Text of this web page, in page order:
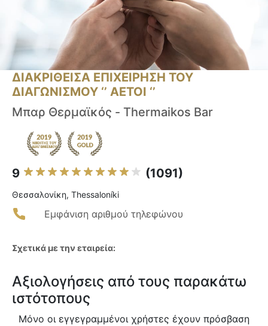
ΔΙΑΚΡΙΘΕΙΣΑ ΕΠΙΧΕΙΡΗΣΗ ΤΟΥ
ΔΙΑΓΩΝΙΣΜΟΥ ‘’ ΑΕΤΟΙ ‘’
Μπαρ Θερμαϊκός - Thermaikos Bar
9 (1091)
Θεσσαλονίκη, Thessaloníki
Εμφάνιση αριθμού τηλεφώνου
Σχετικά με την εταιρεία:
Αξιολογήσεις από τους παρακάτω
ιστότοπους
Μόνο οι εγγεγραμμένοι χρήστες έχουν πρόσβαση